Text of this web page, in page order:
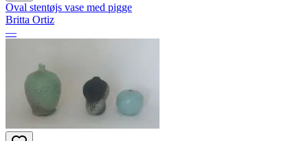
Oval stentøjs vase med pigge
Britta Ortiz
—